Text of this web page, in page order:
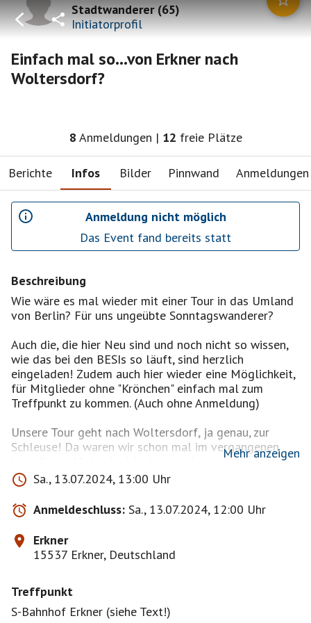
Stadtwanderer(65)
Initiatorprofil
Einfach mal so...von Erkner nach
Woltersdorf?
8 Anmeldungen | 12 freie Plätze
Berichte Infos Bilder Pinnwand Anmeldungen
Anmeldung nicht möglich
Das Event fand bereits statt
Beschreibung
Wie wäre es mal wieder mit einer Tour in das Umland
von Berlin? Für uns ungeübte Sonntagswanderer?
Auch die, die hier Neu sind und noch nicht so wissen,
wie das bei den BESIs so läuft, sind herzlich
eingeladen! Zudem auch hier wieder eine Möglichkeit,
für Mitglieder ohne "Krönchen" einfach mal zum
Treffpunkt zu kommen. (Auch ohne Anmeldung)
Unsere Tour geht nach Woltersdorf, ja genau, zur
Schleuse! Da waren wir schon mal im vergangenen
Jahr, dieses Mal habe ich einen anderen Weg geplant.
Wir starten am Bahnhof Erkner. Damit wir nicht nur
durch die Stadt laufen, machen wir einen kleinen
Umweg und biegen hinter der Brücke über den
Flakenfließ in den Rathauspark ab. Dort läuft es sich
am Wasser wesentlich entspannter als an der
Hauptstraße. Wir kommen aber rechtzeitig zurück auf
die Friedrichstraße, um im Eiskaffee Bürgerle die
der Faust sollte die Zeit reichen....
Mehr anzeigen
Sa., 13.07.2024, 13:00 Uhr
Anmeldeschluss: Sa., 13.07.2024, 12:00 Uhr
Erkner
15537 Erkner, Deutschland
Treffpunkt
S-Bahnhof Erkner (siehe Text!)